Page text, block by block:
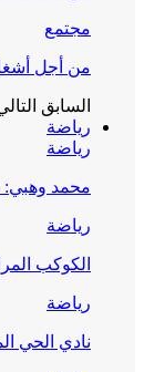
مجتمع
من أجل
السابق
رياضة
رياضة
محمد وهبي:
رياضة
الكوكب
رياضة
نادي الحي